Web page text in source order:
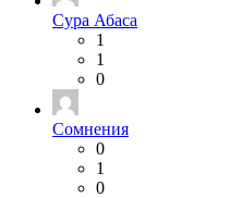
Сура Абаса
1
1
0
Сомнения
0
1
0